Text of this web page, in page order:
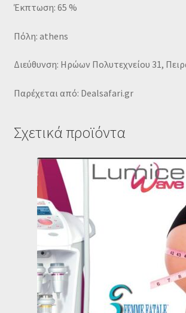
Έκπτωση: 65 %
Πόλη: athens
Διεύθυνση: Ηρώων Πολυτεχνείου 31,
Παρέχεται από: Dealsafari.gr
Σχετικά προϊόντα